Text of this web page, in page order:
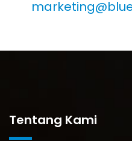
Tentang Kami